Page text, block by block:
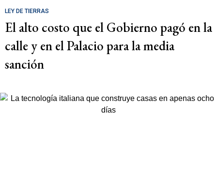
LEY DE TIERRAS
El alto costo que el Gobierno pagó en la
calle y en el Palacio para la media
sanción